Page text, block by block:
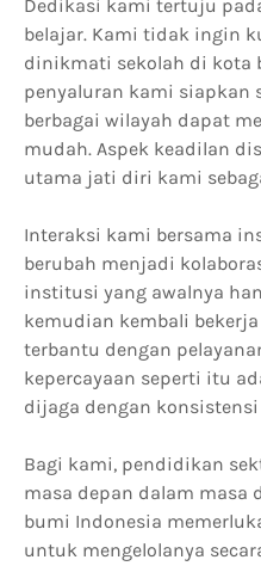
Dedikasi kami tertuju
belajar. Kami tidak ingin
dinikmati sekolah di kota
penyaluran kami siapkan
berbagai wilayah dapat
mudah. Aspek keadilan
utama jati diri kami
Interaksi kami bersama
berubah menjadi
institusi yang awalnya
kemudian kembali
terbantu dengan
kepercayaan seperti itu
dijaga dengan
Bagi kami, pendidikan
masa depan dalam masa
bumi Indonesia
untuk mengelolanya